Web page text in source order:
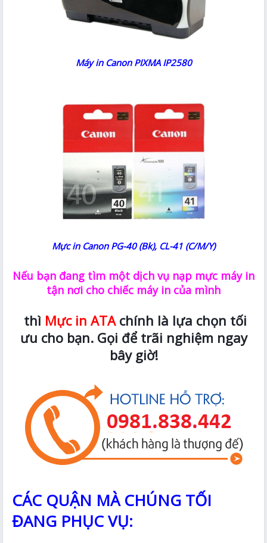
Máy in Canon PIXMA IP2580
Mực in Canon PG-40 (Bk), CL-41 (C/M/Y)
Nếu bạn đang tìm một dịch vụ nạp mực máy in
tận nơi cho chiếc máy in của mình
thì Mực in ATAchính là lựa chọn tối
ưu cho bạn. Gọi để trãi nghiệm ngay
bây giờ!
CÁC QUẬN MÀ CHÚNG TỐI
ĐANG PHỤC VỤ: